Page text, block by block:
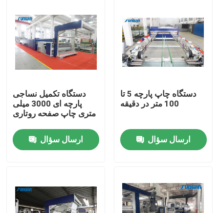
محصولات
دستگاه استنتر نساجی
دستگاه استنتر فابریک
ماشین خشک کن پارچه
ماشین تکمیل نساجی
دستگاه تکمیل نساجی
پارچه ای 3000 میلی
متری چاپ صفحه روتاری
ارسال سؤال
دستگاه چاپ پارچه 5 تا
100 متر در دقیقه
ارسال سؤال